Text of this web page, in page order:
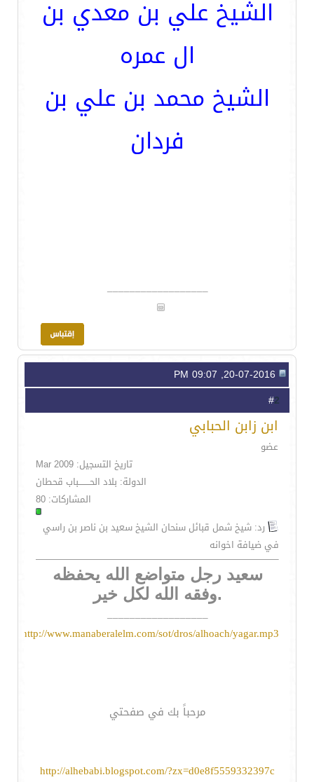
الشيخ علي بن معدي بن
ال عمره
الشيخ محمد بن علي بن
فردان
__________________
2
ابن زابن الحبابي
عضو
تاريخ التسجيل: Mar 2009
الدولة: بلاد الحــــــــباب قحطان
المشاركات: 80
رد: شيخ شمل قبائل سنحان الشيخ سعيد بن ناصر بن راسي
في ضيافة اخوانه
سعيد رجل متواضع الله يحفظه
.وفقه الله لكل خير
__________________
http://www.manaberalelm.com/sot/dros/alhoach/yagar.mp3
مرحباً بك في صفحتي
http://alhebabi.blogspot.com/?zx=d0e8f5559332397c